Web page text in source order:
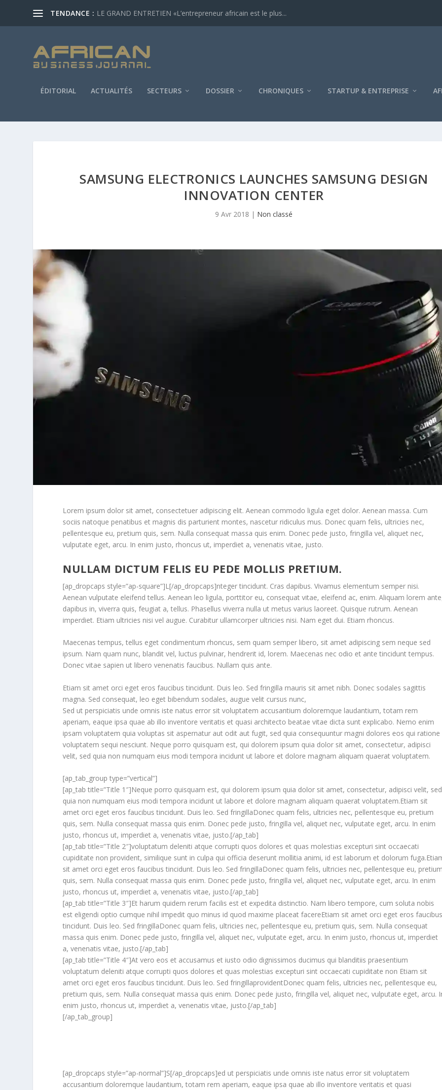
TENDANCE : LE GRAND ENTRETIEN «L’entrepreneur africain est le plus...
ÉDITORIAL ACTUALITÉS SECTEURS DOSSIER CHRONIQUES STARTUP & ENTREPRISE
SAMSUNG ELECTRONICS LAUNCHES SAMSUNG DESIGN
INNOVATION CENTER
9 Avr 2018 | Non classé
Lorem ipsum dolor sit amet, consectetuer adipiscing elit. Aenean commodo ligula eget dolor. Aenean massa. Cum
sociis natoque penatibus et magnis dis parturient montes, nascetur ridiculus mus. Donec quam felis, ultricies nec,
pellentesque eu, pretium quis, sem. Nulla consequat massa quis enim. Donec pede justo, fringilla vel, aliquet nec,
vulputate eget, arcu. In enim justo, rhoncus ut, imperdiet a, venenatis vitae, justo.
NULLAM DICTUM FELIS EU PEDE MOLLIS PRETIUM.
[ap_dropcaps style=”ap-square”]L[/ap_dropcaps]nteger tincidunt. Cras dapibus. Vivamus elementum semper nisi.
Aenean vulputate eleifend tellus. Aenean leo ligula, porttitor eu, consequat vitae, eleifend ac, enim. Aliquam lorem
dapibus in, viverra quis, feugiat a, tellus. Phasellus viverra nulla ut metus varius laoreet. Quisque rutrum. Aenean
imperdiet. Etiam ultricies nisi vel augue. Curabitur ullamcorper ultricies nisi. Nam eget dui. Etiam rhoncus.
Maecenas tempus, tellus eget condimentum rhoncus, sem quam semper libero, sit amet adipiscing sem neque sed
ipsum. Nam quam nunc, blandit vel, luctus pulvinar, hendrerit id, lorem. Maecenas nec odio et ante tincidunt tempus.
Donec vitae sapien ut libero venenatis faucibus. Nullam quis ante.
Etiam sit amet orci eget eros faucibus tincidunt. Duis leo. Sed fringilla mauris sit amet nibh. Donec sodales sagittis
magna. Sed consequat, leo eget bibendum sodales, augue velit cursus nunc,
Sed ut perspiciatis unde omnis iste natus error sit voluptatem accusantium doloremque laudantium, totam rem
aperiam, eaque ipsa quae ab illo inventore veritatis et quasi architecto beatae vitae dicta sunt explicabo. Nemo enim
ipsam voluptatem quia voluptas sit aspernatur aut odit aut fugit, sed quia consequuntur magni dolores eos qui ratione
voluptatem sequi nesciunt. Neque porro quisquam est, qui dolorem ipsum quia dolor sit amet, consectetur, adipisci
velit, sed quia non numquam eius modi tempora incidunt ut labore et dolore magnam aliquam quaerat voluptatem.
[ap_tab_group type=”vertical”]
[ap_tab title=”Title 1″]Neque porro quisquam est, qui dolorem ipsum quia dolor sit amet, consectetur, adipisci velit, sed
quia non numquam eius modi tempora incidunt ut labore et dolore magnam aliquam quaerat voluptatem.Etiam sit
amet orci eget eros faucibus tincidunt. Duis leo. Sed fringillaDonec quam felis, ultricies nec, pellentesque eu, pretium
quis, sem. Nulla consequat massa quis enim. Donec pede justo, fringilla vel, aliquet nec, vulputate eget, arcu. In enim
justo, rhoncus ut, imperdiet a, venenatis vitae, justo.[/ap_tab]
[ap_tab title=”Title 2″]voluptatum deleniti atque corrupti quos dolores et quas molestias excepturi sint occaecati
cupiditate non provident, similique sunt in culpa qui officia deserunt mollitia animi, id est laborum et dolorum
sit amet orci eget eros faucibus tincidunt. Duis leo. Sed fringillaDonec quam felis, ultricies nec, pellentesque eu,
quis, sem. Nulla consequat massa quis enim. Donec pede justo, fringilla vel, aliquet nec, vulputate eget, arcu. In enim
justo, rhoncus ut, imperdiet a, venenatis vitae, justo.[/ap_tab]
[ap_tab title=”Title 3″]Et harum quidem rerum facilis est et expedita distinctio. Nam libero tempore, cum soluta nobis
est eligendi optio cumque nihil impedit quo minus id quod maxime placeat facereEtiam sit amet orci eget eros
tincidunt. Duis leo. Sed fringillaDonec quam felis, ultricies nec, pellentesque eu, pretium quis, sem. Nulla consequat
massa quis enim. Donec pede justo, fringilla vel, aliquet nec, vulputate eget, arcu. In enim justo, rhoncus ut, imperdiet
a, venenatis vitae, justo.[/ap_tab]
[ap_tab title=”Title 4″]At vero eos et accusamus et iusto odio dignissimos ducimus qui blanditiis praesentium
voluptatum deleniti atque corrupti quos dolores et quas molestias excepturi sint occaecati cupiditate non Etiam sit
amet orci eget eros faucibus tincidunt. Duis leo. Sed fringillaprovidentDonec quam felis, ultricies nec, pellentesque eu,
pretium quis, sem. Nulla consequat massa quis enim. Donec pede justo, fringilla vel, aliquet nec, vulputate eget, arcu.
enim justo, rhoncus ut, imperdiet a, venenatis vitae, justo.[/ap_tab]
[/ap_tab_group]
[ap_dropcaps style=”ap-normal”]S[/ap_dropcaps]ed ut perspiciatis unde omnis iste natus error sit voluptatem
accusantium doloremque laudantium, totam rem aperiam, eaque ipsa quae ab illo inventore veritatis et quasi